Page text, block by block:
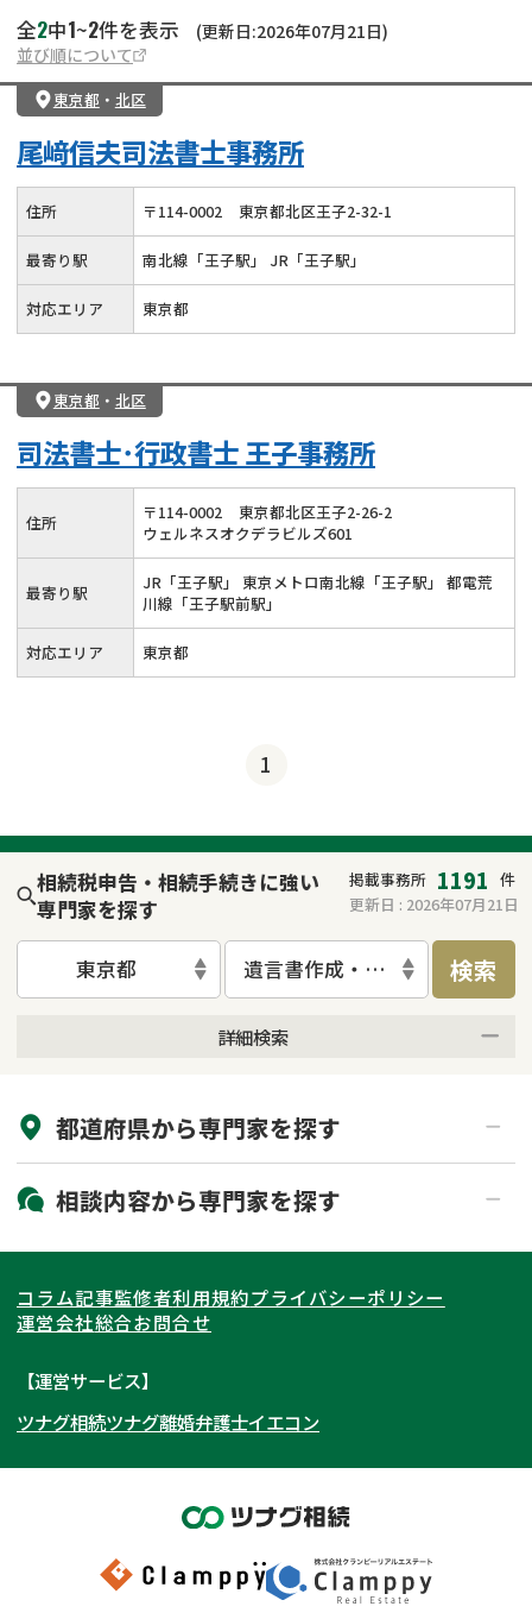
全2中1~2件を表示
(更新日:2026年07月21日)
並び順について
東京都 ・ 北区
尾﨑信夫司法書士事務所
住所 〒114-0002 東京都北区王子2-32-1
最寄り駅 南北線「王子駅」 JR「王子駅」
対応エリア 東京都
東京都 ・ 北区
司法書士･行政書士 王子事務所
住所 〒114-0002
東京都北区王子2-26-2
ウェルネスオクデラビルズ601
最寄り駅
JR「王子駅」 東京メトロ南北線「王子駅」 都電荒
川線「王子駅前駅」
対応エリア 東京都
1
相続税申告・相続手続きに強い
専門家を探す
掲載事務所 1191 件
更新日 : 2026年07月21日
東京都 遺言書作成・遺言執行 検索
詳細検索
初回相談無料
土日祝の相談可能
都道府県から専門家を探す
北海道・東北
北海道 青森県
岩手県 宮城県
秋田県
福島県
関東
東京都 神奈川県
埼玉県
茨城県 群馬県
東海
愛知県
岐阜県 山梨県
関西
大阪府 京都府
奈良県
和歌山県
北陸・甲信越
石川県
富山県
岡山県
九州・沖縄
相談内容から専門家を探す
相続登記
遺産分割
相続手続き
家族信託
成年後見・任意後見
相続財産調査
不動産評価(相続不動産)
相続トラブル
コラム記事監修者利用規約プライバシーポリシー
運営会社総合お問合せ
【運営サービス】
ツナグ相続ツナグ離婚弁護士イエコン